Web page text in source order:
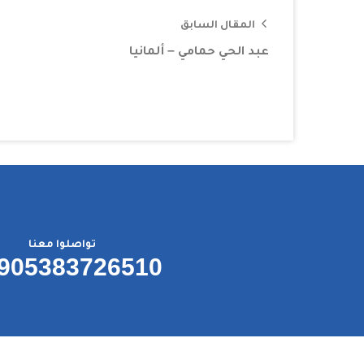
المقال السابق
عبد الحي حمامي – ألمانيا
تواصلوا معنا